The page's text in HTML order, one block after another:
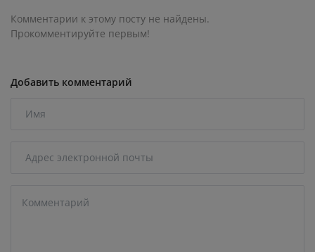
Комментарии к этому посту не найдены.
Прокомментируйте первым!
Добавить комментарий